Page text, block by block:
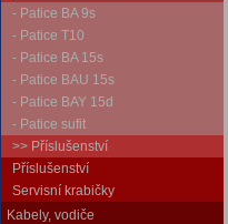
- Patice BA 9s
- Patice T10
- Patice BA 15s
- Patice BAU 15s
- Patice BAY 15d
- Patice sufit
>> Příslušenství
Příslušenství
Servisní krabičky
Kabely, vodiče